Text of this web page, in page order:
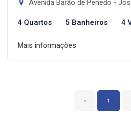
Avenida Barão de Penedo -
4 Quartos 5 Banheiros 4
Mais informações
‹ 1